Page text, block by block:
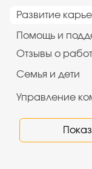
Развитие
Помощь и
Отзывы о
Семья и дети
Управление